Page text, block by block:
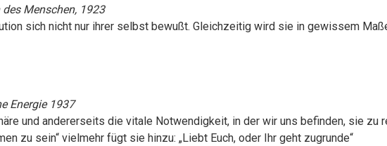
Menschen, 1923
sich nicht nur ihrer selbst bewußt. Gleichzeitig wird sie in gewissem
Energie 1937
und andererseits die vitale Notwendigkeit, in der wir uns befinden, sie zu
zu sein“ vielmehr fügt sie hinzu: „Liebt Euch, oder Ihr geht zugrunde“